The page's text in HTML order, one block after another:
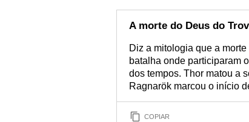
A morte do Deus do
Diz a mitologia que a
batalha onde participaram
dos tempos. Thor matou a
Ragnarök marcou o início
COPIAR